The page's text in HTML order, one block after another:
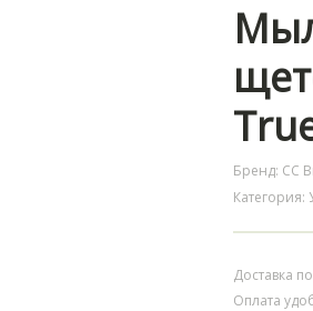
Бренд: CC
Категория:
Доставка
Оплата